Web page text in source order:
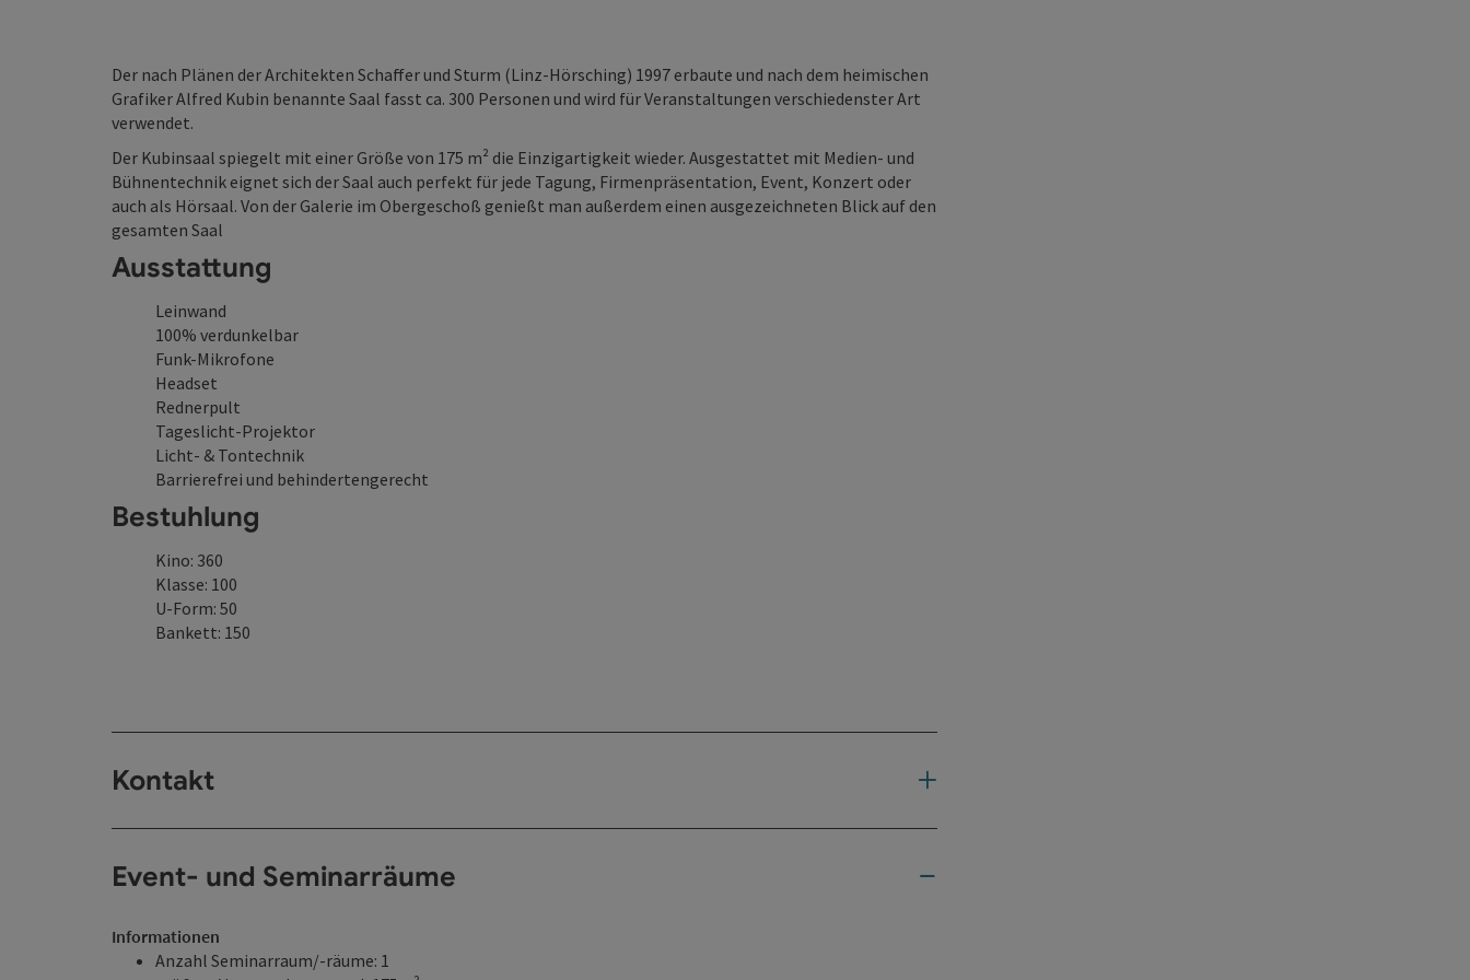
Der nach Plänen der Architekten Schaffer und Sturm (Linz-Hörsching) 1997 erbaute und nach dem heimischen
Grafiker Alfred Kubin benannte Saal fasst ca. 300 Personen und wird für Veranstaltungen verschiedenster Art
verwendet.
Der Kubinsaal spiegelt mit einer Größe von 175 m² die Einzigartigkeit wieder. Ausgestattet mit Medien- und
Bühnentechnik eignet sich der Saal auch perfekt für jede Tagung, Firmenpräsentation, Event, Konzert oder
auch als Hörsaal. Von der Galerie im Obergeschoß genießt man außerdem einen ausgezeichneten Blick auf den
gesamten Saal
Ausstattung
Leinwand
100% verdunkelbar
Funk-Mikrofone
Headset
Rednerpult
Tageslicht-Projektor
Licht- & Tontechnik
Barrierefrei und behindertengerecht
Bestuhlung
Kino: 360
Klasse: 100
U-Form: 50
Bankett: 150
Kontakt
Event- und Seminarräume
Informationen
Anzahl Seminarraum/-räume: 1